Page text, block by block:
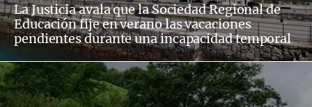
La Justicia avala que la Sociedad Regional de
Educación fije en verano las vacaciones
pendientes durante una incapacidad temporal